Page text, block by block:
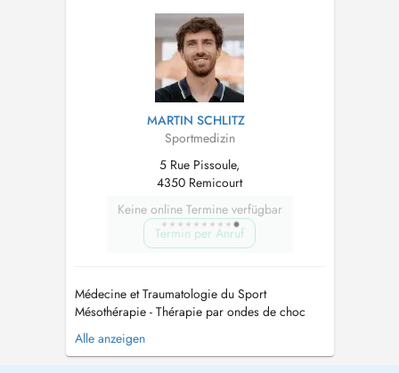
MARTIN SCHLITZ
Sportmedizin
5 Rue Pissoule,
4350 Remicourt
Keine online Termine verfügbar
Termin per Anruf
Médecine et Traumatologie du Sport
Mésothérapie - Thérapie par ondes de choc
Thérapie par PRP (Plasma Riche en Plaquettes)
ECG à l'effort Médecin agréé ACFF
Alle anzeigen